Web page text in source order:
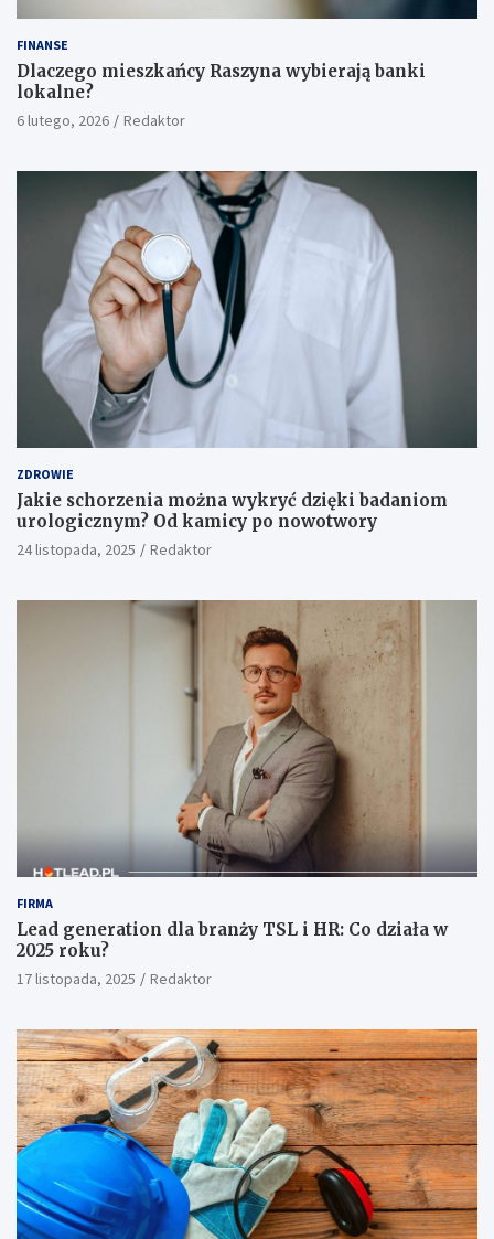
FINANSE
Dlaczego mieszkańcy Raszyna wybierają banki
lokalne?
6 lutego, 2026 Redaktor
ZDROWIE
Jakie schorzenia można wykryć dzięki badaniom
urologicznym? Od kamicy po nowotwory
24 listopada, 2025 Redaktor
FIRMA
Lead generation dla branży TSL i HR: Co działa w
2025 roku?
17 listopada, 2025 Redaktor